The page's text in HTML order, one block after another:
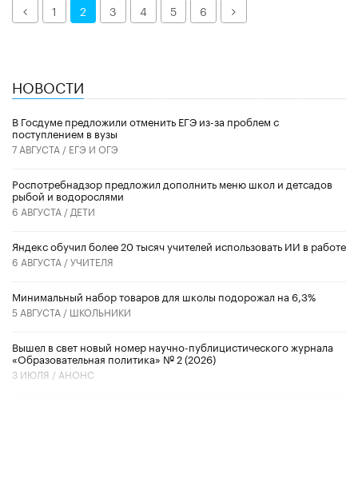
Назад1 2 3 4 5 6 Далее
НОВОСТИ
В Госдуме предложили отменить ЕГЭ из-за проблем с
поступлением в вузы
7 АВГУСТА / ЕГЭ И ОГЭ
Роспотребнадзор предложил дополнить меню школ и детсадов
рыбой и водорослями
6 АВГУСТА / ДЕТИ
​Яндекс обучил более 20 тысяч учителей использовать ИИ в работе
6 АВГУСТА /УЧИТЕЛЯ
Минимальный набор товаров для школы подорожал на 6,3%
5 АВГУСТА / ШКОЛЬНИКИ
Вышел в свет новый номер научно-публицистического журнала
«Образовательная политика» № 2 (2026)
3 ИЮЛЯ / АНОНС